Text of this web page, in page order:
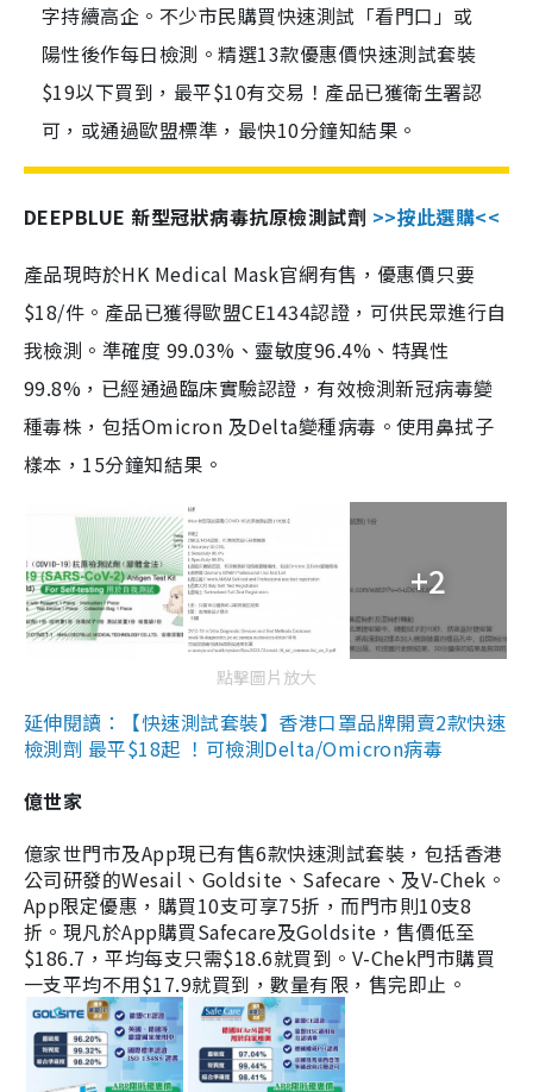
字持續高企。不少市民購買快速測試「看門口」或
陽性後作每日檢測。精選13款優惠價快速測試套裝
$19以下買到，最平$10有交易！產品已獲衛生署認
可，或通過歐盟標準，最快10分鐘知結果。
DEEPBLUE 新型冠狀病毒抗原檢測試劑 >>按此選購<<
產品現時於HK Medical Mask官網有售，優惠價只要
$18/件。產品已獲得歐盟CE1434認證，可供民眾進行自
我檢測。準確度 99.03%、靈敏度96.4%、特異性
99.8%，已經通過臨床實驗認證，有效檢測新冠病毒變
種毒株，包括Omicron 及Delta變種病毒。使用鼻拭子
樣本，15分鐘知結果。
+2
點擊圖片放大
延伸閱讀：【快速測試套裝】香港口罩品牌開賣2款快速
檢測劑 最平$18起 ！可檢測Delta/Omicron病毒
億世家
億家世門市及App現已有售6款快速測試套裝，包括香港
公司研發的Wesail、Goldsite、Safecare、及V-Chek。
App限定優惠，購買10支可享75折，而門市則10支8
折。現凡於App購買Safecare及Goldsite，售價低至
$186.7，平均每支只需$18.6就買到。V-Chek門市購買
一支平均不用$17.9就買到，數量有限，售完即止。